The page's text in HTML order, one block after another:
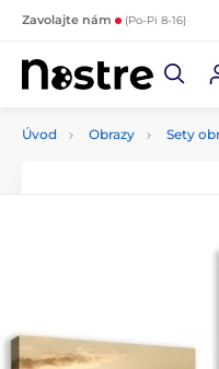
Zavolajte nám (Po-Pi 8-16)
Úvod Obrazy Sety